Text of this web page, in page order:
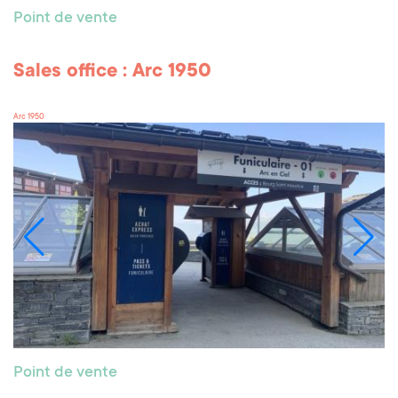
Point de vente
Sales office : Arc 1950
Arc 1950
Point de vente